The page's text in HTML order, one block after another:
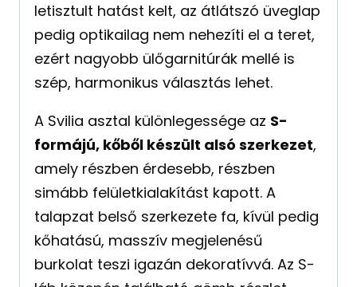
letisztult hatást kelt, az átlátszó üveglap
pedig optikailag nem nehezíti el a teret,
ezért nagyobb ülőgarnitúrák mellé is
szép, harmonikus választás lehet.
A Svilia asztal különlegessége az S-
formájú, kőből készült alsó szerkezet,
amely részben érdesebb, részben
simább felületkialakítást kapott. A
talapzat belső szerkezete fa, kívül pedig
kőhatású, masszív megjelenésű
burkolat teszi igazán dekoratívvá. Az S-